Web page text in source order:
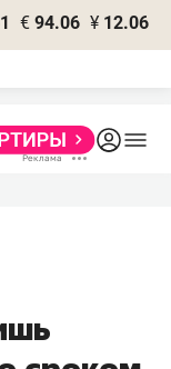
€ 94.06 ¥ 12.06